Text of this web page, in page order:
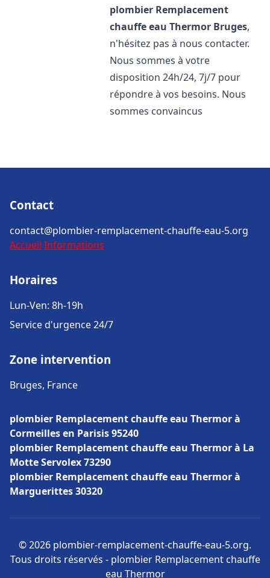
plombier Remplacement
chauffe eau Thermor Bruges,
n'hésitez pas à nous contacter.
Nous sommes à votre
disposition 24h/24, 7j/7 pour
répondre à vos besoins. Nous
sommes convaincus
Contact
contact@plombier-remplacement-chauffe-eau-5.org
Accueil Informations
Horaires
Lun-Ven: 8h-19h
Service d'urgence 24/7
Zone intervention
Bruges, France
plombier Remplacement chauffe eau Thermor à
Cormeilles en Parisis 95240
plombier Remplacement chauffe eau Thermor à La
Motte Servolex 73290
plombier Remplacement chauffe eau Thermor à
Marguerittes 30320
© 2026 plombier-remplacement-chauffe-eau-5.org.
Tous droits réservés - plombier Remplacement chauffe
eau Thermor